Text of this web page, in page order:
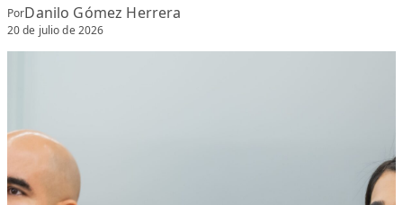
PorDanilo Gómez Herrera
20 de julio de 2026